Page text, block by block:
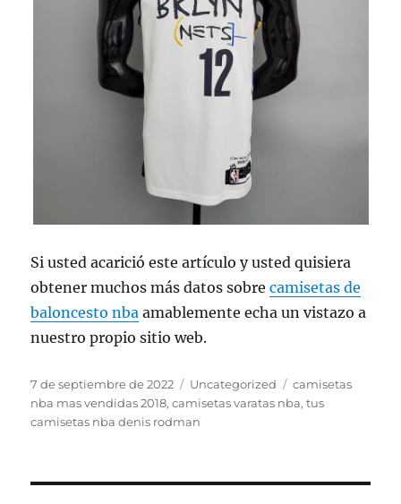
Si usted acarició este artículo y usted quisiera
obtener muchos más datos sobrecamisetas de
baloncesto nba amablemente echa un vistazo a
nuestro propio sitio web.
Publicado
el
7 de septiembre de 2022 Categorías
Uncategorized Etiquetas
camisetas
nba mas vendidas 2018,camisetas varatas nba,tus
camisetas nba denis rodman